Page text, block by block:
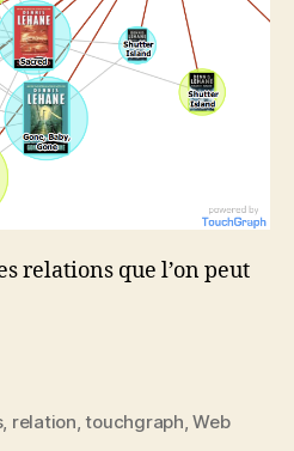
relations que l’on peut
, relation,touchgraph,Web